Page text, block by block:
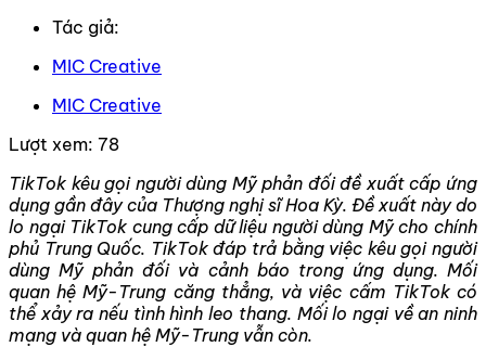
Tác giả:
MIC Creative
MIC Creative
Lượt xem: 78
TikTok kêu gọi người dùng Mỹ phản đối đề xuất cấp ứng
dụng gần đây của Thượng nghị sĩ Hoa Kỳ. Đề xuất này do
lo ngại TikTok cung cấp dữ liệu người dùng Mỹ cho chính
phủ Trung Quốc. TikTok đáp trả bằng việc kêu gọi người
dùng Mỹ phản đối và cảnh báo trong ứng dụng. Mối
quan hệ Mỹ-Trung căng thẳng, và việc cấm TikTok có
thể xảy ra nếu tình hình leo thang. Mối lo ngại về an ninh
mạng và quan hệ Mỹ-Trung vẫn còn.